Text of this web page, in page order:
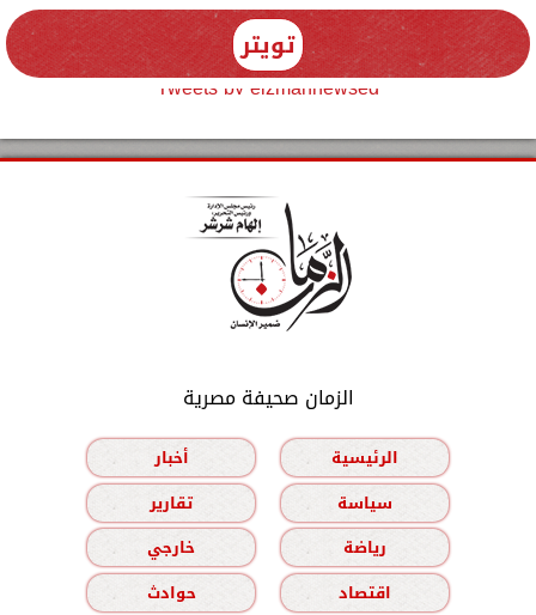
تويتر
Tweets by elzmannewseg
الزمان صحيفة مصرية
الرئيسية
أخبار
سياسة
تقارير
رياضة
خارجي
اقتصاد
حوادث